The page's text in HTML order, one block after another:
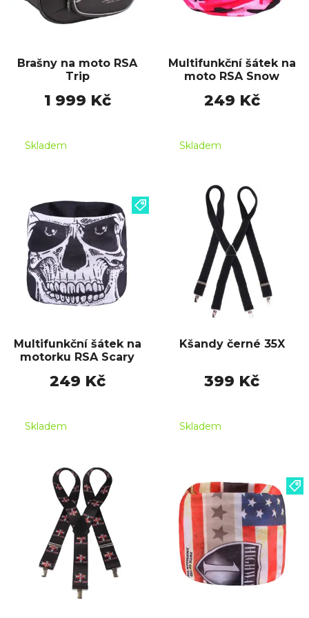
Brašny na moto RSA
Trip
1 999 Kč
Skladem
Multifunkční šátek na
moto RSA Snow
249 Kč
Skladem
Multifunkční šátek na
motorku RSA Scary
249 Kč
Skladem
Kšandy černé 35X
399 Kč
Skladem